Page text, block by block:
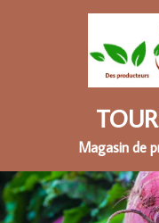
Magasin de